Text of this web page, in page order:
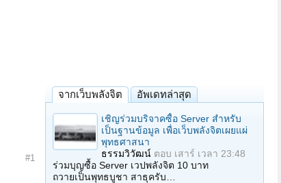
#1
จากเว็บพลังจิต อัพเดทล่าสุด
เชิญร่วมบริจาคซื้อ Server สำหรับ
เป็นฐานข้อมูล เพื่อเว็บพลังจิตเผยแผ่
พุทธศาสนา
ธรรมวิวัฒน์ ตอบ เสาร์ เวลา 23:48
ร่วมบุญซื้อ Server เวปพลังจิต 10 บาท
ถวายเป็นพุทธบูชา สาธุครับ…